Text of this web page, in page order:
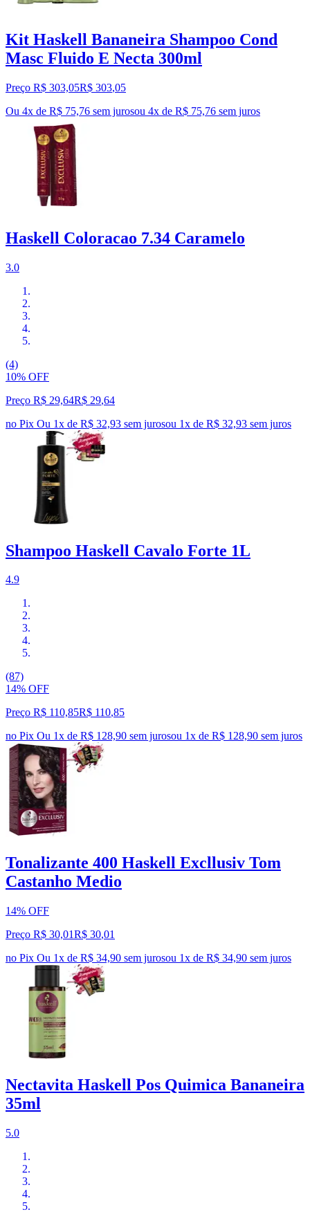
Kit Haskell Bananeira Shampoo Cond
Masc Fluido E Necta 300ml
Preço R$ 303,05R$ 303,05
Ou 4x de R$ 75,76 sem jurosou 4x de R$ 75,76 sem juros
Haskell Coloracao 7.34 Caramelo
3.0
(4)
10% OFF
Preço R$ 29,64R$ 29,64
no Pix Ou 1x de R$ 32,93 sem jurosou 1x de R$ 32,93 sem juros
Shampoo Haskell Cavalo Forte 1L
4.9
(87)
14% OFF
Preço R$ 110,85R$ 110,85
no Pix Ou 1x de R$ 128,90 sem jurosou 1x de R$ 128,90 sem juros
Tonalizante 400 Haskell Excllusiv Tom
Castanho Medio
14% OFF
Preço R$ 30,01R$ 30,01
no Pix Ou 1x de R$ 34,90 sem jurosou 1x de R$ 34,90 sem juros
Nectavita Haskell Pos Quimica Bananeira
35ml
5.0